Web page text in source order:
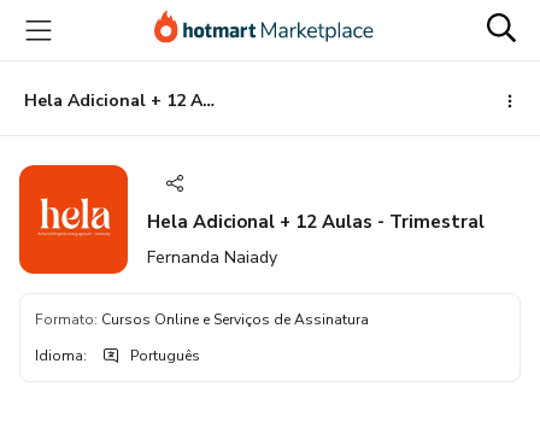
para
conteúdo
principal
para
pagamento
para
rodapé
Hela Adicional + 12 Aulas - Trimestral
Hela Adicional + 12 Aulas - Trimestral
Fernanda Naiady
Formato: Cursos Online e Serviços de Assinatura
Idioma: Português